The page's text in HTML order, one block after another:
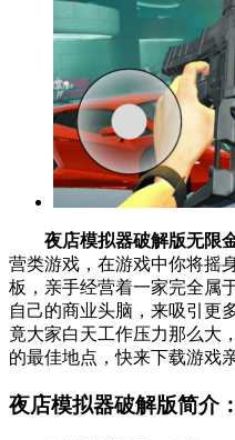
夜店模拟器破解版无限
营类游戏，在游戏中你将摇
板，亲手经营着一家完全属
自己的商业头脑，来吸引更
竟大家白天工作压力那么大
的最佳地点，快来下载游戏
夜店模拟器破解版简介：